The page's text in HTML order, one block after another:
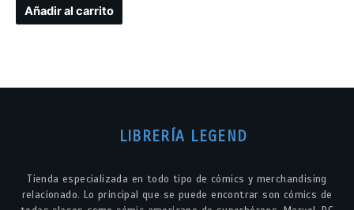
Añadir al carrito
LIBRERÍA LEGEND
Tienda especializada en todo tipo de cómics y merchandising
relacionado. Lo principal que se puede encontrar son cómics de